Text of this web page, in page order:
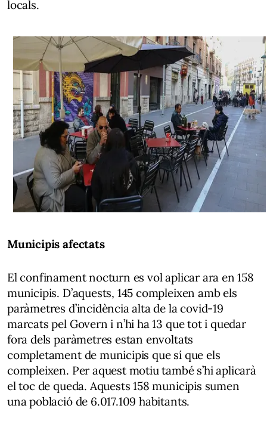
locals.
Municipis afectats
El confinament nocturn es vol aplicar ara en 158
municipis. D’aquests, 145 compleixen amb els
paràmetres d’incidència alta de la covid-19
marcats pel Govern i n’hi ha 13 que tot i quedar
fora dels paràmetres estan envoltats
completament de municipis que sí que els
compleixen. Per aquest motiu també s’hi aplicarà
el toc de queda. Aquests 158 municipis sumen
una població de 6.017.109 habitants.